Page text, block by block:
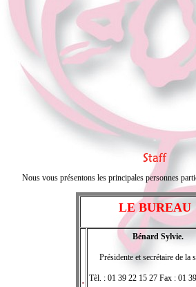
-
Nous vous présentons les principales personnes
LE BUREAU
Bénard Sylvie.
Présidente et secrétaire de la
Tèl. : 01 39 22 15 27 Fax : 01